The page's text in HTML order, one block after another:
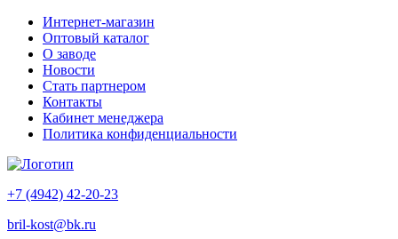
Интернет-магазин
Оптовый каталог
О заводе
Новости
Стать партнером
Контакты
Кабинет менеджера
Политика конфиденциальности
+7 (4942) 42-20-23
bril-kost@bk.ru